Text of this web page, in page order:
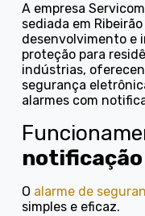
A empresa
sediada em
desenvolvimento e
proteção para
indústrias,
segurança
alarmes com
O alarme de
simples e eficaz.